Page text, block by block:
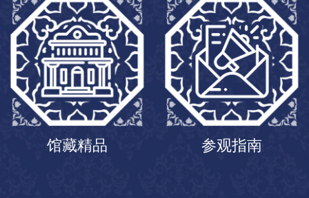
馆藏精品 参观指南